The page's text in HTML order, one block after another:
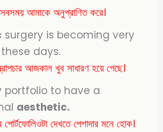
সবসময় আমাকে অনুপ্রাণিত করে।
surgery is becoming very
days.
আজকাল খুব সাধারণ হয়ে গেছে।
portfolio to have a
aesthetic.
দেখতে পেশাদার মনে হোক।